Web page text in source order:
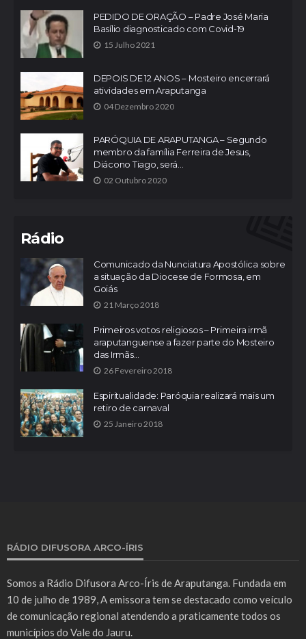
PEDIDO DE ORAÇÃO – Padre José Maria
Basílio diagnosticado com Covid-19
15 Julho 2021
DEPOIS DE 12 ANOS – Mosteiro encerrará
atividades em Araputanga
04 Dezembro 2020
PARÓQUIA DE ARAPUTANGA – Segundo
membro da família Ferreira de Jesus,
Diácono Tiago, será...
02 Outubro 2020
Rádio
Comunicado da Nunciatura Apostólica sobre
a situação da Diocese de Formosa, em
Goiás
21 Março 2018
Primeiros votos religiosos – Primeira irmã
araputanguense a fazer parte do Mosteiro
das Irmãs...
26 Fevereiro 2018
Espiritualidade: Paróquia realizará mais um
retiro de carnaval
25 Janeiro 2018
RÁDIO DIFUSORA ARCO-ÍRIS
Somos a Rádio Difusora Arco-Íris de Araputanga. Fundada em
10 de julho de 1989, A emissora tem se destacado como veículo
de comunicação regional atendendo a praticamente todos os
municípios do Vale do Jauru.